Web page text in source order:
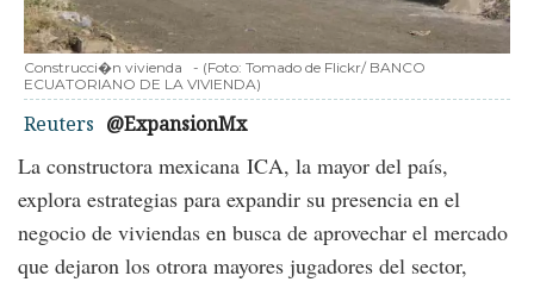
Construcci�n vivienda - (Foto: Tomado de Flickr/ BANCO
ECUATORIANO DE LA VIVIENDA)
Reuters @ExpansionMx
La constructora mexicana ICA, la mayor del país,
explora estrategias para expandir su presencia en el
negocio de viviendas en busca de aprovechar el mercado
que dejaron los otrora mayores jugadores del sector,